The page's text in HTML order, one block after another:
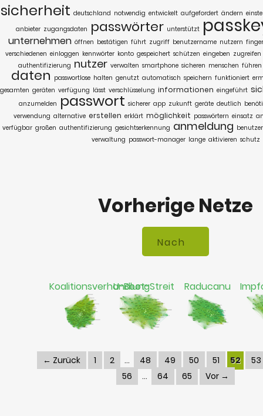
sicherheit deutschland notwendig entwickelt aufgefordert ändern
anbieter zugangsdaten passwörter unterstützt
unternehmen öffnen bestätigen führt zugriff benutzername nutzern
verschiedenen einloggen kennwörter konto gespeichert schützen eingeben zugreifen
authentifizierung nutzer verwalten smartphone sicheren menschen führen
daten passwortlose halten genutzt automatisch speichern funktioniert
gesamten geräten verfügung lässt verschlüsselung informationen eingeführt
anzumelden passwort sicherer app zukunft geräte deutlich
verwendung alternative erstellen erklärt möglichkeit passwörtern einsatz
verfügbar großen authentifizierung gesichtserkennung anmeldung benutzer
verwaltung passwort-manager lange aktivieren schutz
Vorherige Netze
Koalitionsverhandlung
U-Boot-Streit Raducanu
← Zurück 1 2 48 49 50 51 52
53
56
64 65 Vor →